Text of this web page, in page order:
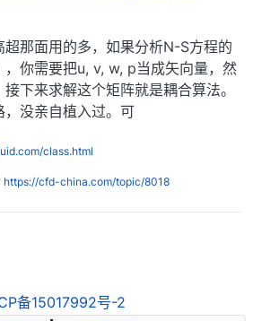
那面用的多，如果分析N-S方程的
你需要把u, v, w, p当成矢向量，然
下来求解这个矩阵就是耦合算法。
没亲自植入过。可
class.html
https://cfd-china.com/topic/8018
备15017992号-2